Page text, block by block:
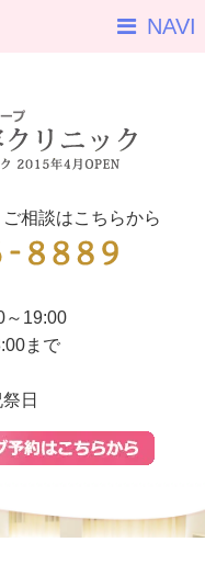
NAVI
相談はこちらから
～19:00
まで
日